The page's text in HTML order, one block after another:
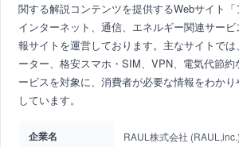
関する解説コンテンツを提供するWebサイト「
インターネット、通信、エネルギー関連サー
報サイトを運営しております。主なサイトで
ーター、格安スマホ・SIM、VPN、電気代節
ービスを対象に、消費者が必要な情報をわか
しています。
企業名 RAUL株式会社 (RAUL,inc.)